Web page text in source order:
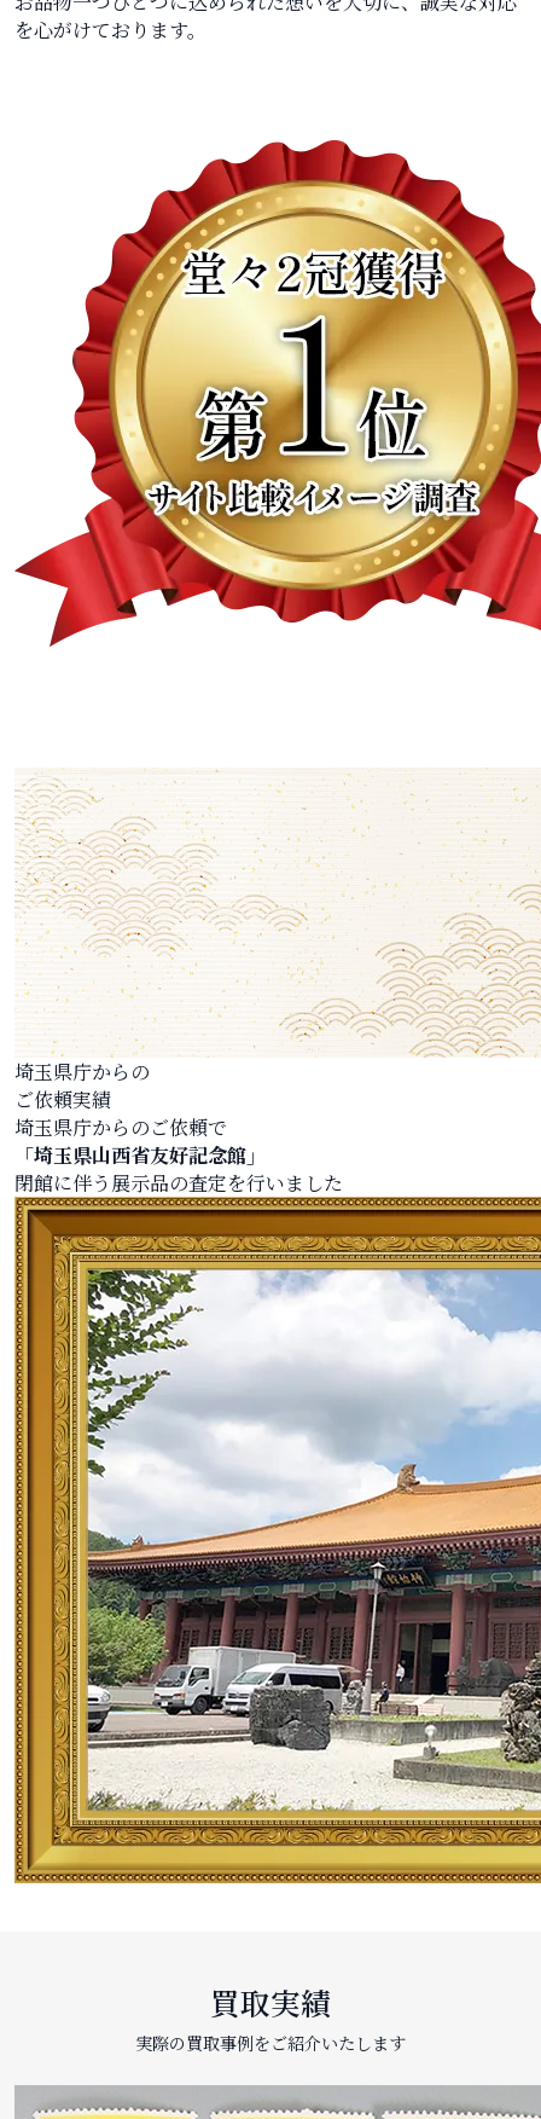
を心がけております。
埼玉県庁からの
ご依頼実績
埼玉県庁からのご依頼で
「埼玉県山西省友好記念館」
閉館に伴う展示品の査定を行いました
買取実績
実際の買取事例をご紹介いたします